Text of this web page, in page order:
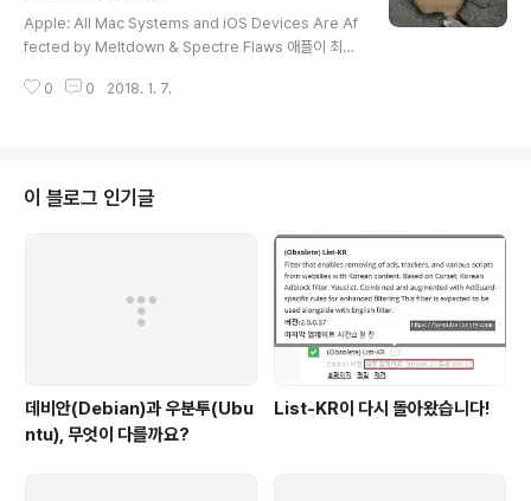
etpoline 공개(2018.01.10 10:55)http://blog.alyac.
co.kr/1479..
Apple: All Mac Systems and iOS Devices Are Af
fected by Meltdown & Spectre Flaws 애플이 최근
을 발표하였습니다.'애플의 모든 Mac 시스템과 iOS 디바
있습니다. 애플은 현재 인텔 CPU만 영향을 받는다고 알려
졌던 멜트다운 취약점을 '완화(경감)'하기 위하여iOS 11.2,
macOS 10.13.2, tvOS 11.2 버전의 보안 패치를 발표하
였습니다.(현재 iOS의 최신버전은 11.2.1 입니다.) 즉, 맥..
0 0 2018. 1. 7.
이 블로그 인기글
데비안(Debian)과 우분투(Ubu
ntu), 무엇이 다를까요?
List-KR이 다시 돌아왔습니다!